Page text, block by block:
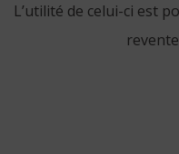
L’utilité de celui-ci est